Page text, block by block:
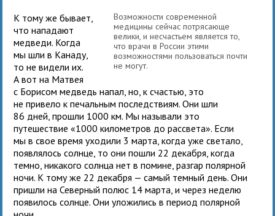
Возможности современной
медицины сейчас потрясающе
велики, и несчастьем является то,
что врачи в России этими
возможностями пользоваться почти
не могут.
К тому же бывает,
что нападают
медведи. Когда
мы шли в Канаду,
то не видели их.
А вот на Матвея
с Борисом медведь напал, но, к счастью, это
не привело к печальным последствиям. Они шли
86 дней, прошли 1000 км. Мы называли это
путешествие «1000 километров до рассвета». Если
мы в свое время уходили 3 марта, когда уже светало,
появлялось солнце, то они пошли 22 декабря, когда
темно, никакого солнца нет в помине, разгар полярной
ночи. К тому же 22 декабря — самый темный день. Они
пришли на Северный полюс 14 марта, и через неделю
появилось солнце. Они уложились в период полярной